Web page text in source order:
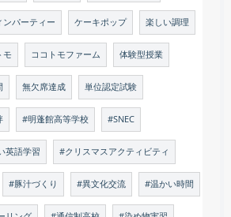
ンパーティー ケーキポップ 楽しい調理
モ ココトモファーム 体験型授業
無欠席達成 単位認定試験
#明蓬館高等学校 #SNEC
英語学習 #クリスマスアクティビティ
#豚汁づくり #異文化交流 #温かい時間